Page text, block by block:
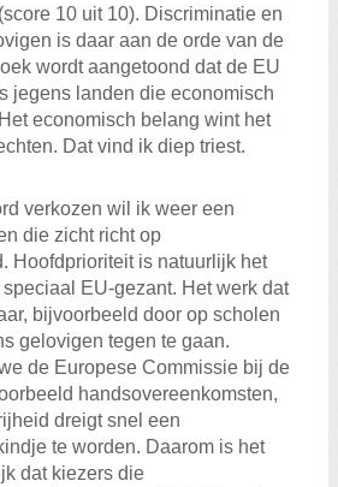
10 uit 10). Discriminatie en
is daar aan de orde van de
wordt aangetoond dat de EU
jegens landen die economisch
economisch belang wint het
Dat vind ik diep triest.
verkozen wil ik weer een
die zicht richt op
Hoofdprioriteit is natuurlijk het
EU-gezant. Het werk dat
bijvoorbeeld door op scholen
gelovigen tegen te gaan.
de Europese Commissie bij de
handsovereenkomsten,
dreigt snel een
te worden. Daarom is het
dat kiezers die